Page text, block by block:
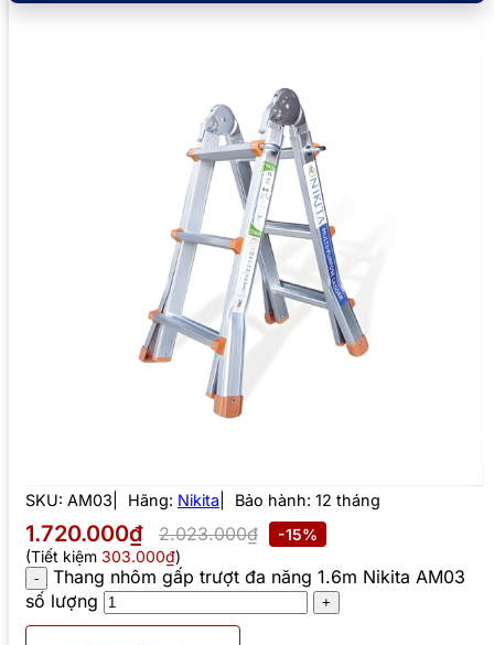
SKU: AM03 Hãng: Nikita Bảo hành: 12 tháng
1.720.000₫ 2.023.000₫
-15%
(Tiết kiệm 303.000₫)
Thang nhôm gấp trượt đa năng 1.6m Nikita AM03
số lượng